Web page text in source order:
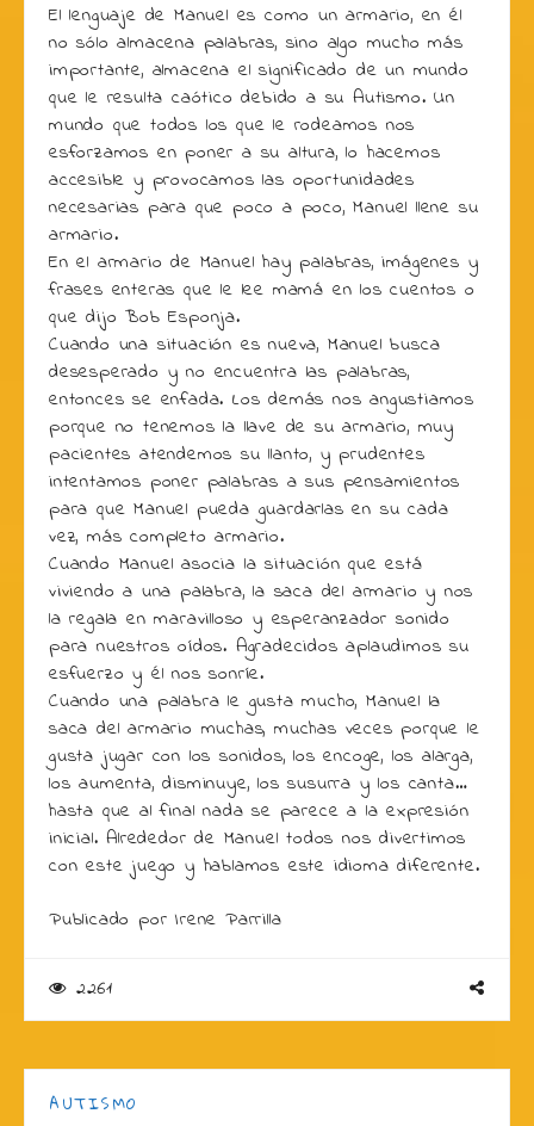
El lenguaje de Manuel es como un armario, en él
no sólo almacena palabras, sino algo mucho más
importante, almacena el significado de un mundo
que le resulta caótico debido a su Autismo. Un
mundo que todos los que le rodeamos nos
esforzamos en poner a su altura, lo hacemos
accesible y provocamos las oportunidades
necesarias para que poco a poco, Manuel llene su
armario.
En el armario de Manuel hay palabras, imágenes y
frases enteras que le lee mamá en los cuentos o
que dijo Bob Esponja.
Cuando una situación es nueva, Manuel busca
desesperado y no encuentra las palabras,
entonces se enfada. Los demás nos angustiamos
porque no tenemos la llave de su armario, muy
pacientes atendemos su llanto, y prudentes
intentamos poner palabras a sus pensamientos
para que Manuel pueda guardarlas en su cada
vez, más completo armario.
Cuando Manuel asocia la situación que está
viviendo a una palabra, la saca del armario y nos
la regala en maravilloso y esperanzador sonido
para nuestros oídos. Agradecidos aplaudimos su
esfuerzo y él nos sonríe.
Cuando una palabra le gusta mucho, Manuel la
saca del armario muchas, muchas veces porque le
gusta jugar con los sonidos, los encoge, los alarga,
los aumenta, disminuye, los susurra y los canta…
hasta que al final nada se parece a la expresión
inicial. Alrededor de Manuel todos nos divertimos
con este juego y hablamos este idioma diferente.
Publicado por Irene Parrilla
2261
AUTISMO